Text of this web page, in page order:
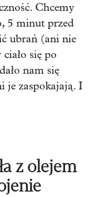
Chcemy
5 minut przed
ubrań (ani nie
się po
nam się
je zaspokajają. I
z olejem